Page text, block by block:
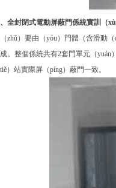
全封閉式電動屏蔽門係統實訓（
zhǔ）要由（yóu）門體（含滑動
。整個係統共有2套門單元（
tiě）站實際屏（píng）蔽門一致。